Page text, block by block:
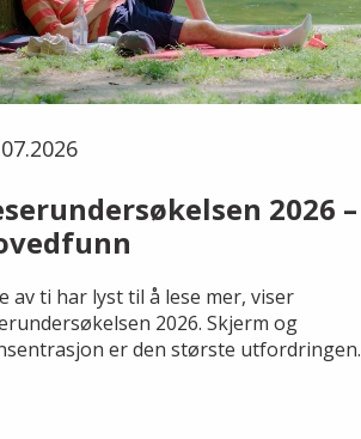
2026 –
av ti har lyst til å lese mer, viser
2026. Skjerm og
er den største utfordringen.